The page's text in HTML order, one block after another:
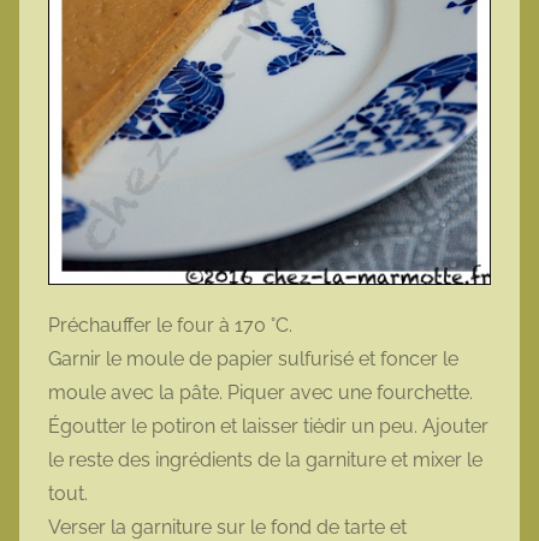
Préchauffer le four à 170 °C.
Garnir le moule de papier sulfurisé et foncer le
moule avec la pâte. Piquer avec une fourchette.
Égoutter le potiron et laisser tiédir un peu. Ajouter
le reste des ingrédients de la garniture et mixer le
tout.
Verser la garniture sur le fond de tarte et